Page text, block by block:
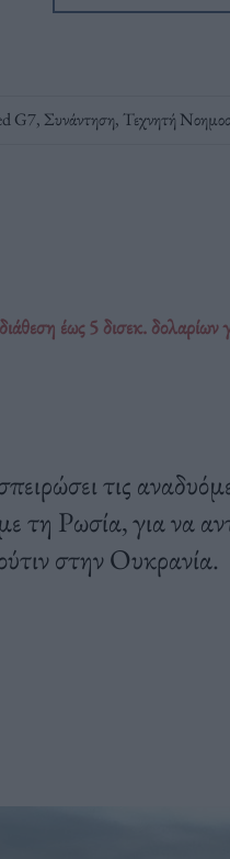
G7, Συνάντηση, Τεχνητή
έως 5 δισεκ. δολαρίων
τις
τη Ρωσία, για να
στην Ουκρανία.